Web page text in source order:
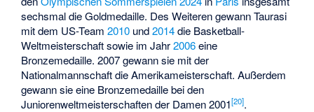
sechsmal die Goldmedaille. Des Weiteren gewann Taurasi
mit dem US-Team2010 und2014die Basketball-
Weltmeisterschaft sowie im Jahr2006eine
Bronzemedaille. 2007 gewann sie mit der
Nationalmannschaft die Amerikameisterschaft. Außerdem
gewann sie eine Bronzemedaille bei den
Juniorenweltmeisterschaften der Damen 2001[20].